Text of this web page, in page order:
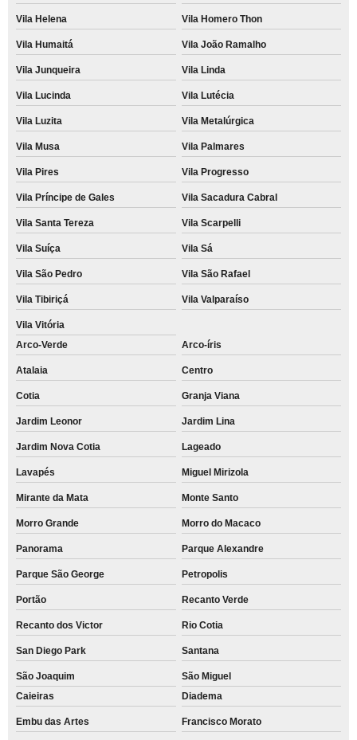
Vila Helena Vila Homero Thon
Vila Humaitá Vila João Ramalho
Vila Junqueira Vila Linda
Vila Lucinda Vila Lutécia
Vila Luzita Vila Metalúrgica
Vila Musa Vila Palmares
Vila Pires Vila Progresso
Vila Príncipe de Gales Vila Sacadura Cabral
Vila Santa Tereza Vila Scarpelli
Vila Suíça Vila Sá
Vila São Pedro Vila São Rafael
Vila Tibiriçá Vila Valparaíso
Vila Vitória
Arco-Verde
Arco-íris
Atalaia Centro
Cotia Granja Viana
Jardim Leonor Jardim Lina
Jardim Nova Cotia Lageado
Lavapés Miguel Mirizola
Mirante da Mata Monte Santo
Morro Grande Morro do Macaco
Panorama Parque Alexandre
Parque São George Petropolis
Portão Recanto Verde
Recanto dos Victor Rio Cotia
San Diego Park Santana
São Joaquim
São Miguel
Caieiras
Diadema
Embu das Artes Francisco Morato